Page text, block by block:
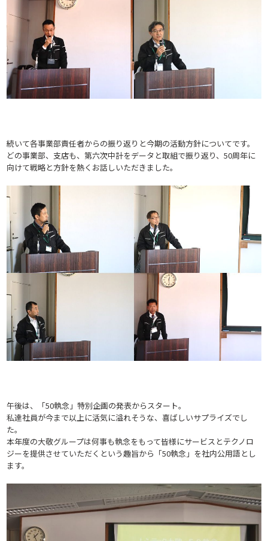
続いて各事業部責任者からの振り返りと今期の活動方針についてです。
どの事業部、支店も、第六次中計をデータと取組で振り返り、50周年に
向けて戦略と方針を熱くお話しいただきました。
午後は、「50執念」特別企画の発表からスタート。
私達社員が今まで以上に活気に溢れそうな、喜ばしいサプライズでし
た。
本年度の大敬グループは何事も執念をもって皆様にサービスとテクノロ
ジーを提供させていただくという趣旨から「50執念」を社内公用語とし
ます。